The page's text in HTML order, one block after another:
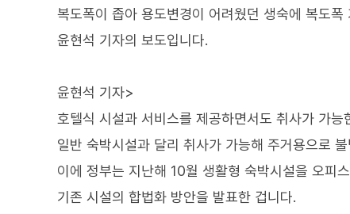
복도폭이 좁아 용도변경이 어려웠던 생숙에 복도
윤현석 기자의 보도입니다.
윤현석 기자>
호텔식 시설과 서비스를 제공하면서도 취사가 가
일반 숙박시설과 달리 취사가 가능해 주거용으로
이에 정부는 지난해 10월 생활형 숙박시설을 오피
기존 시설의 합법화 방안을 발표한 겁니다.